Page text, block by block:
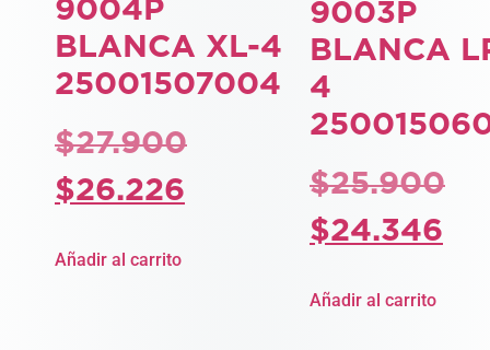
9004P
BLANCA XL-4
25001507004
$27.900
$26.226
Añadir al carrito
9003P
BLANCA
4
$25.900
$24.346
Añadir al carrito